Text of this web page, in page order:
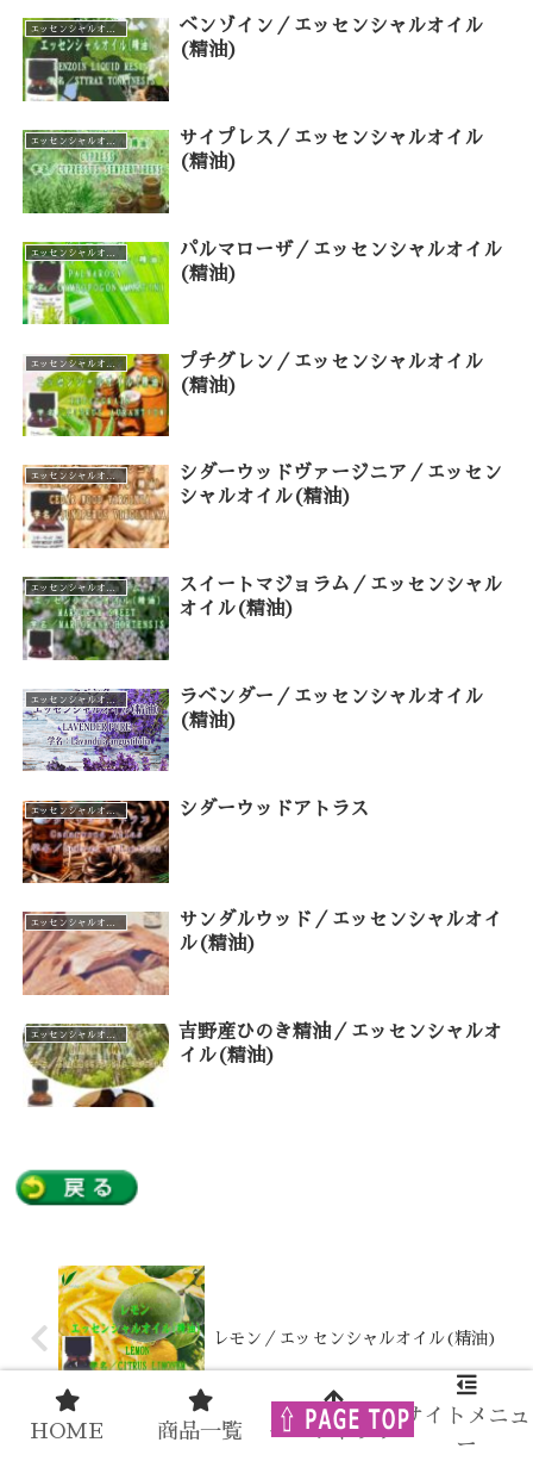
エッセンシャルオイル（カテゴリー一覧）
ベンゾイン／エッセンシャルオイル
(精油)
エッセンシャルオイル（カテゴリー一覧）
サイプレス／エッセンシャルオイル
(精油)
パルマローザ／エッセンシャルオイル
(精油)
エッセンシャルオイル（カテゴリー一覧）
プチグレン／エッセンシャルオイル
(精油)
エッセンシャルオイル（カテゴリー一覧）
シダーウッドヴァージニア／エッセン
シャルオイル(精油)
エッセンシャルオイル（カテゴリー一覧）
スイートマジョラム／エッセンシャル
オイル(精油)
エッセンシャルオイル（カテゴリー一覧）
ラベンダー／エッセンシャルオイル
(精油)
エッセンシャルオイル（カテゴリー一覧） シダーウッドアトラス
サンダルウッド／エッセンシャルオイ
ル(精油)
エッセンシャルオイル（カテゴリー一覧）
吉野産ひのき精油／エッセンシャルオ
イル(精油)
レモン／エッセンシャルオイル(精油)
HOME 商品一覧 ページトップ
サイトメニュ
ー